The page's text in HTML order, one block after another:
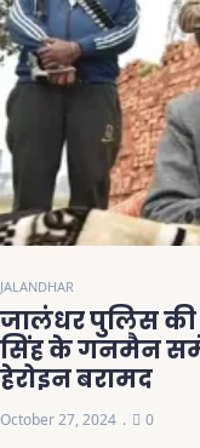
JALANDHAR
जालंधर पुलिस की
सिंह के गनमैन
हेरोइन बरामद
October 27, 2024 0